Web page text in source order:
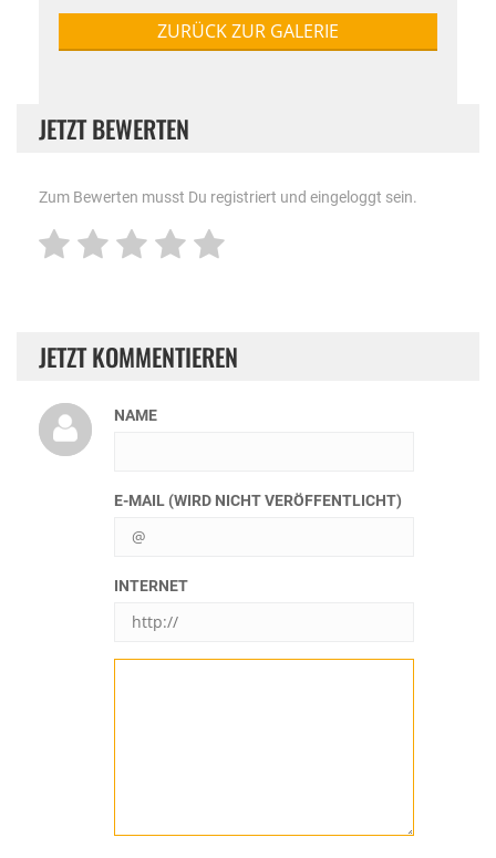
ZURÜCK ZUR GALERIE
JETZT BEWERTEN
Zum Bewerten musst Du registriert und eingeloggt sein.
JETZT KOMMENTIEREN
NAME
E-MAIL (WIRD NICHT VERÖFFENTLICHT)
INTERNET